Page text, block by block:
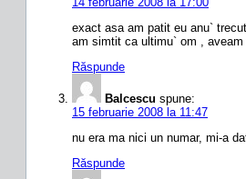
exact asa am patit eu anu`
am simtit ca ultimu` om ,
Răspunde
Balcescu spune:
15 februarie 2008 la 11:47
nu era ma nici un numar, mi-a
Răspunde